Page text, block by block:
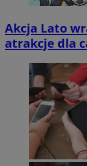
Akcja Lato
atrakcje dla